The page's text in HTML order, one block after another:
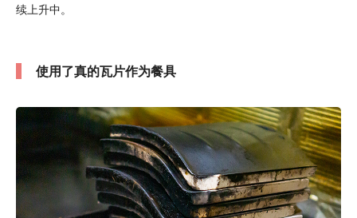
续上升中。
使用了真的瓦片作为餐具